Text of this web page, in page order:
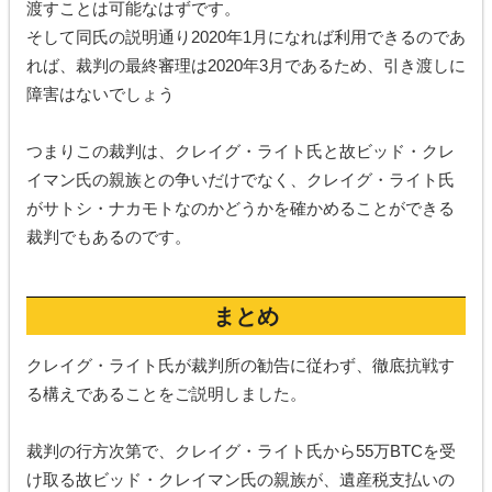
渡すことは可能なはずです。
そして同氏の説明通り2020年1月になれば利用できるのであ
れば、裁判の最終審理は2020年3月であるため、引き渡しに
障害はないでしょう
つまりこの裁判は、クレイグ・ライト氏と故ビッド・クレ
イマン氏の親族との争いだけでなく、クレイグ・ライト氏
がサトシ・ナカモトなのかどうかを確かめることができる
裁判でもあるのです。
まとめ
クレイグ・ライト氏が裁判所の勧告に従わず、徹底抗戦す
る構えであることをご説明しました。
裁判の行方次第で、クレイグ・ライト氏から55万BTCを受
け取る故ビッド・クレイマン氏の親族が、遺産税支払いの